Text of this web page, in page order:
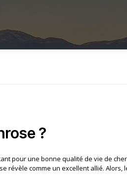
?
pour une bonne qualité de vie de
révèle comme un excellent allié. Alors,